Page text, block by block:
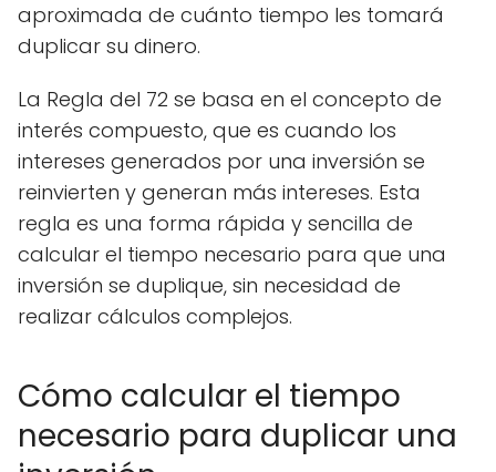
aproximada de cuánto tiempo les tomará
duplicar su dinero.
La Regla del 72 se basa en el concepto de
interés compuesto, que es cuando los
intereses generados por una inversión se
reinvierten y generan más intereses. Esta
regla es una forma rápida y sencilla de
calcular el tiempo necesario para que una
inversión se duplique, sin necesidad de
realizar cálculos complejos.
Cómo calcular el tiempo
necesario para duplicar una